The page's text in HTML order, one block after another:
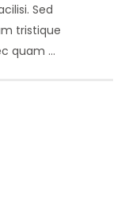
Sed
tristique
quam …